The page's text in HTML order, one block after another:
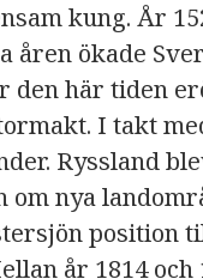
kung. År
åren ökade
den här tiden
I takt
Ryssland
om nya
position
år 1814